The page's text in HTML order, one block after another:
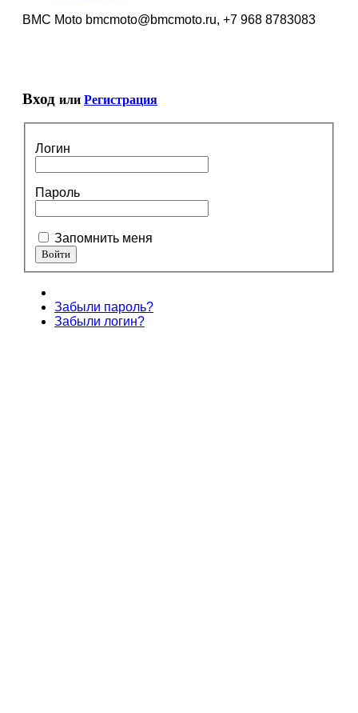
BMC Moto bmcmoto@bmcmoto.ru, +7 968 8783083
Вход или Регистрация
Логин
Пароль
Запомнить меня
Забыли пароль?
Забыли логин?